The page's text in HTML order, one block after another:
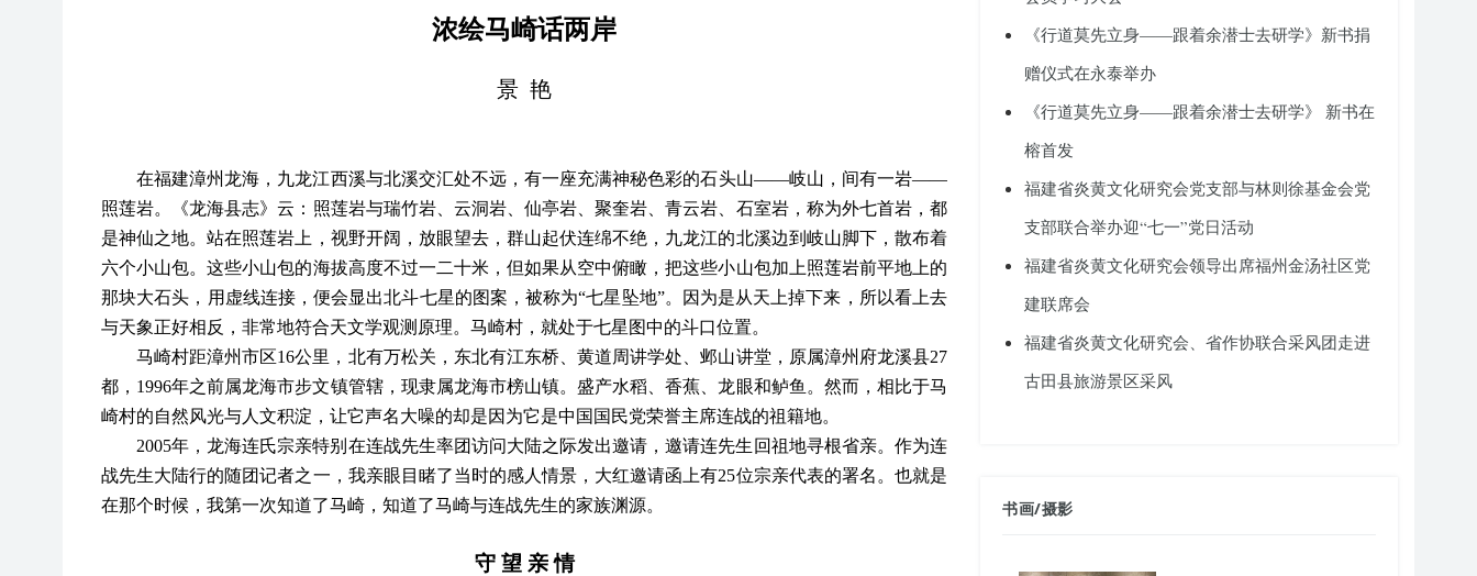
浓绘马崎话两岸
景 艳
在福建漳州龙海，九龙江西溪与北溪交汇处不远，有一座充满神秘色彩的石头山——岐山，间有一岩——
照莲岩。《龙海县志》云：照莲岩与瑞竹岩、云洞岩、仙亭岩、聚奎岩、青云岩、石室岩，称为外七首岩，都
是神仙之地。站在照莲岩上，视野开阔，放眼望去，群山起伏连绵不绝，九龙江的北溪边到岐山脚下，散布着
六个小山包。这些小山包的海拔高度不过一二十米，但如果从空中俯瞰，把这些小山包加上照莲岩前平地上的
那块大石头，用虚线连接，便会显出北斗七星的图案，被称为“七星坠地”。因为是从天上掉下来，所以看上去
与天象正好相反，非常地符合天文学观测原理。马崎村，就处于七星图中的斗口位置。
马崎村距漳州市区16公里，北有万松关，东北有江东桥、黄道周讲学处、邺山讲堂，原属漳州府龙溪县27
都，1996年之前属龙海市步文镇管辖，现隶属龙海市榜山镇。盛产水稻、香蕉、龙眼和鲈鱼。然而，相比于马
崎村的自然风光与人文积淀，让它声名大噪的却是因为它是中国国民党荣誉主席连战的祖籍地。
2005年，龙海连氏宗亲特别在连战先生率团访问大陆之际发出邀请，邀请连先生回祖地寻根省亲。作为连
战先生大陆行的随团记者之一，我亲眼目睹了当时的感人情景，大红邀请函上有25位宗亲代表的署名。也就是
在那个时候，我第一次知道了马崎，知道了马崎与连战先生的家族渊源。
守 望 亲 情
《行道莫先立身——跟着余潜士去研学》新书捐
赠仪式在永泰举办
《行道莫先立身——跟着余潜士去研学》 新书在
榕首发
福建省炎黄文化研究会党支部与林则徐基金会党
支部联合举办迎“七一”党日活动
福建省炎黄文化研究会领导出席福州金汤社区党
建联席会
福建省炎黄文化研究会、省作协联合采风团走进
古田县旅游景区采风
书画/摄影